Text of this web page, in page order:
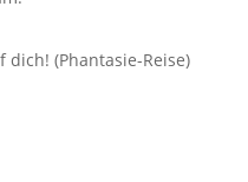
(Phantasie-Reise)